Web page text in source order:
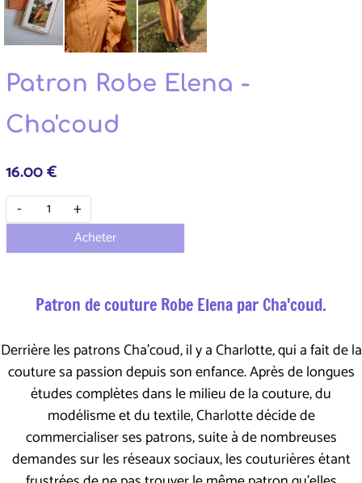
Patron Robe Elena -
Cha'coud
16.00 €
- +
Acheter
Patron de couture Robe Elena par Cha'coud.
Derrière les patrons Cha'coud, il y a Charlotte, qui a fait de la
couture sa passion depuis son enfance. Après de longues
études complètes dans le milieu de la couture, du
modélisme et du textile, Charlotte décide de
commercialiser ses patrons, suite à de nombreuses
demandes sur les réseaux sociaux, les couturières étant